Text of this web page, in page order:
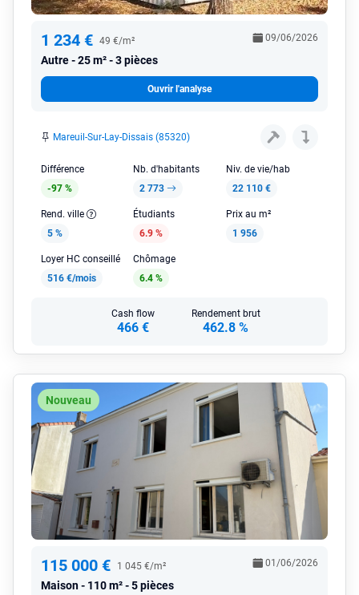
1 234 € 49 €/m²
Autre 25 m² - 3 pièces
09/06/2026
Ouvrir l'analyse
Mareuil-Sur-Lay-Dissais (85320)
Différence
-97 %
Nb. d'habitants
2 773
Niv. de vie/hab
22 110 €
Rend. ville
5 %
Étudiants
6.9 %
Prix au m²
1 956
Loyer HC conseillé
516 €/mois
Chômage
6.4 %
Cash flow
466 €
Rendement brut
462.8 %
Nouveau
115 000 € 1 045 €/m²
Maison 110 m² - 5 pièces
01/06/2026